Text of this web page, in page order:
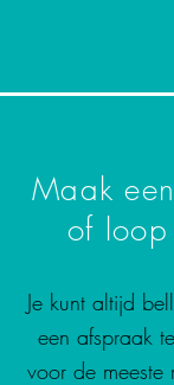
Maak
of
Je kunt altijd
een afspraak
voor de meeste